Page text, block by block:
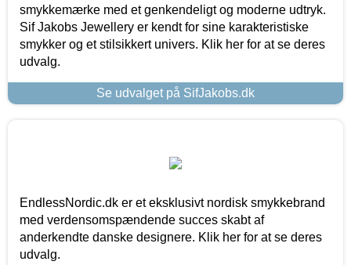
smykkemærke med et genkendeligt og moderne udtryk.
Sif Jakobs Jewellery er kendt for sine karakteristiske
smykker og et stilsikkert univers. Klik her for at se deres
udvalg.
Se udvalget på SifJakobs.dk
EndlessNordic.dk er et eksklusivt nordisk smykkebrand
med verdensomspændende succes skabt af
anderkendte danske designere. Klik her for at se deres
udvalg.